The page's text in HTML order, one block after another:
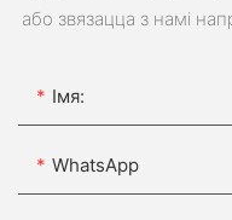
або звязацца з намі
Імя:
WhatsApp